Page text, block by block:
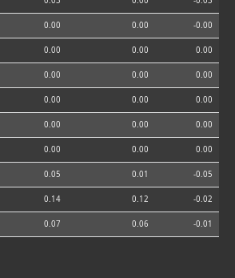
0.00 0.00 -0.00
0.00 0.00 0.00
0.00 0.00 0.00
0.00 0.00 0.00
0.00 0.00 0.00
0.00 0.00 0.00
0.05 0.01 -0.05
0.14 0.12 -0.02
0.07 0.06 -0.01